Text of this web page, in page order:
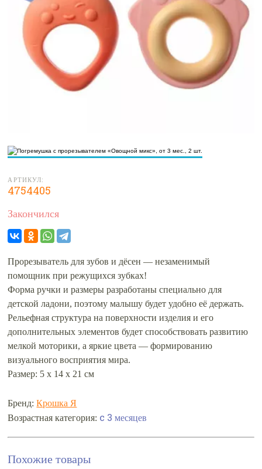
АРТИКУЛ:
4754405
Закончился
Прорезыватель для зубов и дёсен — незаменимый
помощник при режущихся зубках!
Форма ручки и размеры разработаны специально для
детской ладони, поэтому малышу будет удобно её держать.
Рельефная структура на поверхности изделия и его
дополнительных элементов будет способствовать развитию
мелкой моторики, а яркие цвета — формированию
визуального восприятия мира.
Размер: 5 х 14 х 21 см
Бренд:Крошка Я
Возрастная категория: c 3 месяцев
Похожие товары